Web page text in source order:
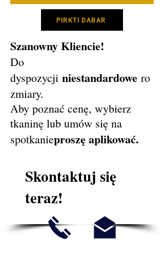
PIRKTI DABAR
Szanowny Kliencie!
Do
dyspozycji niestandardowe ro
zmiary.
Aby poznać cenę, wybierz
tkaninę lub umów się na
spotkanieproszę aplikować.
Skontaktuj się
teraz!